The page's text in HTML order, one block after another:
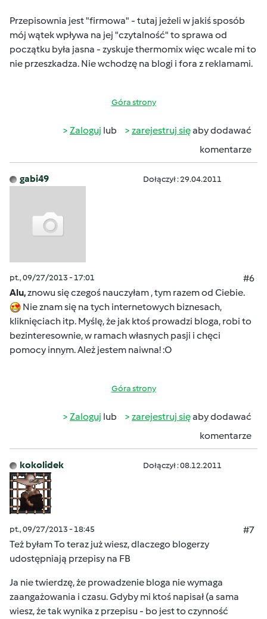
Przepisownia jest "firmowa" - tutaj jeżeli w jakiś sposób
mój wątek wpływa na jej "czytalność" to sprawa od
początku była jasna - zyskuje thermomixwięc wcale mi to
nie przeszkadza. Nie wchodzę na blogi i fora z reklamami.
Góra strony
Zaloguj lub zarejestruj sięaby dodawać
komentarze
gabi49 Dołączył : 29.04.2011
pt., 09/27/2013 - 17:01
#6
Alu,znowu się czegoś nauczyłam , tym razem od Ciebie.
Nie znam się na tych internetowych biznesach,
kliknięciach itp. Myślę, że jak ktoś prowadzi bloga, robi to
bezinteresownie, w ramach własnych pasji i chęci
pomocy innym. Ależ jestem naiwna! :O
Góra strony
Zaloguj lub zarejestruj sięaby dodawać
komentarze
kokolidek Dołączył : 08.12.2011
pt., 09/27/2013 - 18:45
#7
Też byłamTo teraz już wiesz, dlaczego blogerzy
udostępniają przepisy na FB
Ja nie twierdzę, że prowadzenie bloga nie wymaga
zaangażowania i czasu. Gdyby mi ktoś napisał (a sama
wiesz, że tak wynika z przepisu - bo jest to czynność